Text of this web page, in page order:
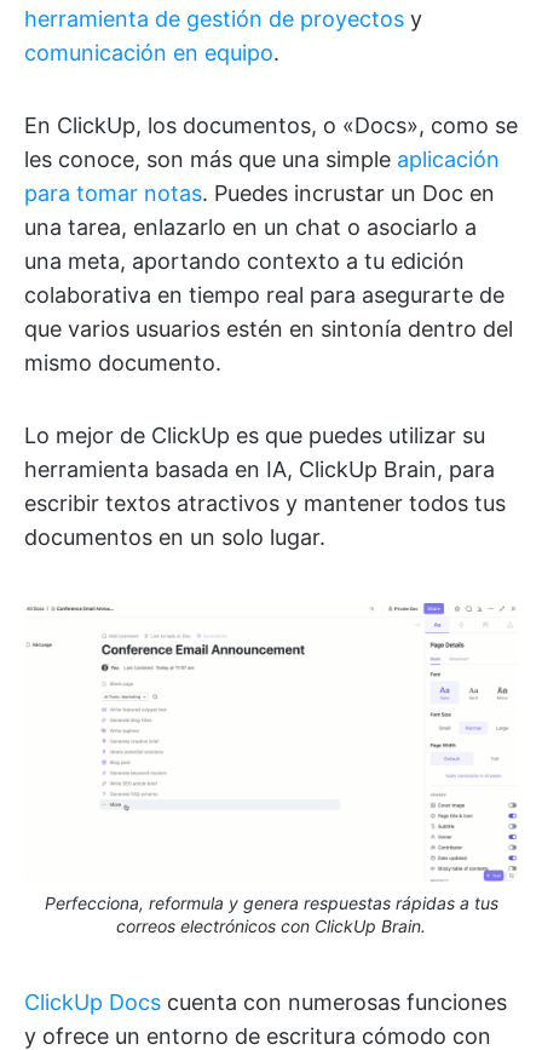
herramienta de gestión de proyectos y
comunicación en equipo.
En ClickUp, los documentos, o «Docs», como se
les conoce, son más que una simple aplicación
para tomar notas. Puedes incrustar un Doc en
una tarea, enlazarlo en un chat o asociarlo a
una meta, aportando contexto a tu edición
colaborativa en tiempo real para asegurarte de
que varios usuarios estén en sintonía dentro del
mismo documento.
Lo mejor de ClickUp es que puedes utilizar su
herramienta basada en IA, ClickUp Brain, para
escribir textos atractivos y mantener todos tus
documentos en un solo lugar.
Perfecciona, reformula y genera respuestas rápidas a tus
correos electrónicos con ClickUp Brain.
ClickUp Docs cuenta con numerosas funciones
y ofrece un entorno de escritura cómodo con